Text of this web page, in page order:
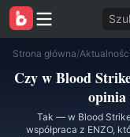
Strona główna/Aktualności
Czy w Blood
opinia
Tak — w Blood
współpraca z ENZO,